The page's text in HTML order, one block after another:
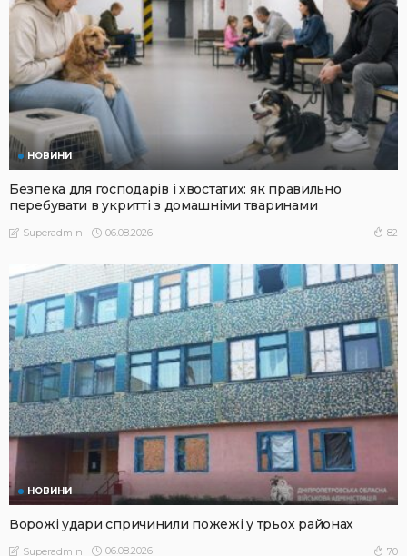
НОВИНИ
Безпека для господарів і хвостатих: як правильно
перебувати в укритті з домашніми тваринами
Superadmin 06.08.2026 82
НОВИНИ
Ворожі удари спричинили пожежі у трьох районах
Superadmin 06.08.2026 70